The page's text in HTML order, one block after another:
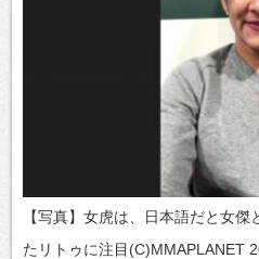
【写真】女虎は、日本語だと女
たリトゥに注目(C)MMAPLANET